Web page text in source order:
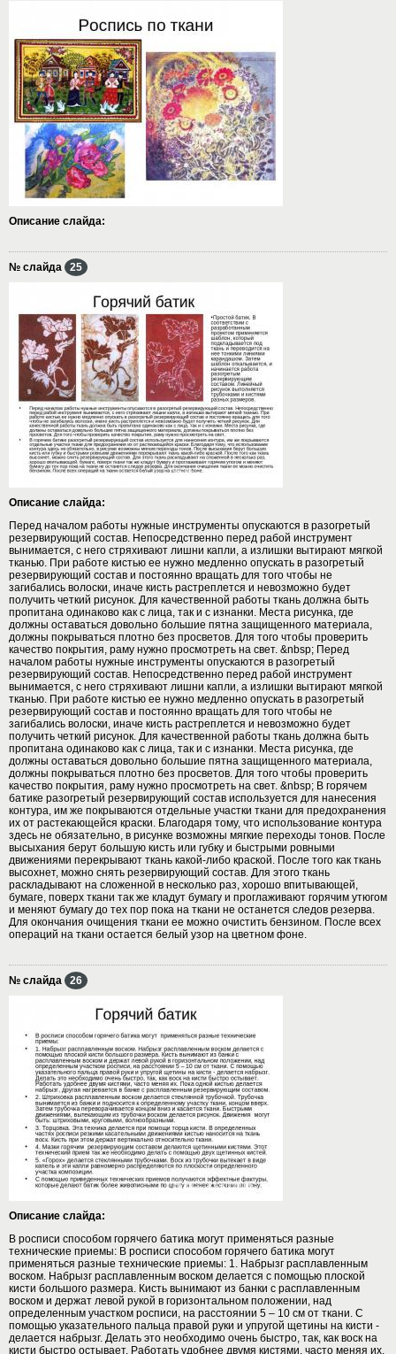
Описание слайда:
№ слайда 25
Описание слайда:
Перед началом работы нужные инструменты опускаются в разогретый
резервирующий состав. Непосредственно перед рабой инструмент
вынимается, с него стряхивают лишни капли, а излишки вытирают мягкой
тканью. При работе кистью ее нужно медленно опускать в разогретый
резервирующий состав и постоянно вращать для того чтобы не
загибались волоски, иначе кисть растреплется и невозможно будет
получить четкий рисунок. Для качественной работы ткань должна быть
пропитана одинаково как с лица, так и с изнанки. Места рисунка, где
должны оставаться довольно большие пятна защищенного материала,
должны покрываться плотно без просветов. Для того чтобы проверить
качество покрытия, раму нужно просмотреть на свет. &nbsp; Перед
началом работы нужные инструменты опускаются в разогретый
резервирующий состав. Непосредственно перед рабой инструмент
вынимается, с него стряхивают лишни капли, а излишки вытирают мягкой
тканью. При работе кистью ее нужно медленно опускать в разогретый
резервирующий состав и постоянно вращать для того чтобы не
загибались волоски, иначе кисть растреплется и невозможно будет
получить четкий рисунок. Для качественной работы ткань должна быть
пропитана одинаково как с лица, так и с изнанки. Места рисунка, где
должны оставаться довольно большие пятна защищенного материала,
должны покрываться плотно без просветов. Для того чтобы проверить
качество покрытия, раму нужно просмотреть на свет. &nbsp; В горячем
батике разогретый резервирующий состав используется для нанесения
контура, им же покрываются отдельные участки ткани для предохранения
их от растекающейся краски. Благодаря тому, что использование контура
здесь не обязательно, в рисунке возможны мягкие переходы тонов. После
высыхания берут большую кисть или губку и быстрыми ровными
движениями перекрывают ткань какой-либо краской. После того как ткань
высохнет, можно снять резервирующий состав. Для этого ткань
раскладывают на сложенной в несколько раз, хорошо впитывающей,
бумаге, поверх ткани так же кладут бумагу и проглаживают горячим утюгом
и меняют бумагу до тех пор пока на ткани не останется следов резерва.
Для окончания очищения ткани ее можно очистить бензином. После всех
операций на ткани остается белый узор на цветном фоне.
№ слайда 26
Описание слайда:
В росписи способом горячего батика могут применяться разные
технические приемы: В росписи способом горячего батика могут
применяться разные технические приемы: 1. Набрызг расплавленным
воском. Набрызг расплавленным воском делается с помощью плоской
кисти большого размера. Кисть вынимают из банки с расплавленным
воском и держат левой рукой в горизонтальном положении, над
определенным участком росписи, на расстоянии 5 – 10 см от ткани. С
помощью указательного пальца правой руки и упругой щетины на кисти -
делается набрызг. Делать это необходимо очень быстро, так, как воск на
кисти быстро остывает. Работать удобнее двумя кистями, часто меняя их.